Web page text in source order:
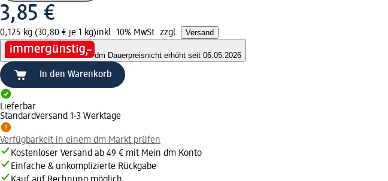
3,85 €
0,125 kg (30,80 € je 1 kg)inkl. 10% MwSt. zzgl. Versand
dm Dauerpreisnicht erhöht seit 06.05.2026
In den Warenkorb
Lieferbar
Standardversand 1-3 Werktage
Verfügbarkeit in einem dm Markt prüfen
Kostenloser Versand ab 49 € mit Mein dm Konto
Einfache & unkomplizierte Rückgabe